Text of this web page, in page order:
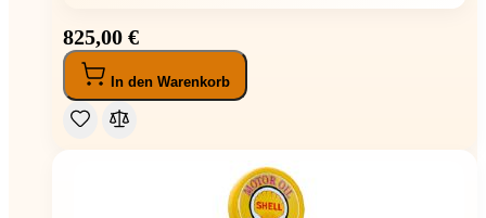
825,00 €
In den Warenkorb